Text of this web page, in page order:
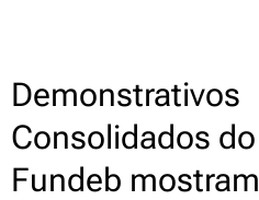
Demonstrativos
Consolidados do
Fundeb mostram